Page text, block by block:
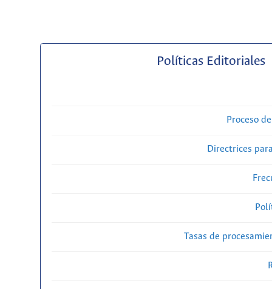
Políticas Editoriales
Proceso
Directrices
Tasas de